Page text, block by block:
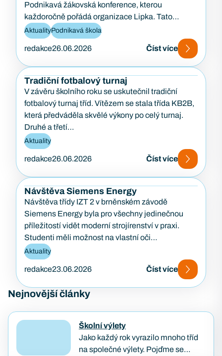
Podnikavá žákovská konference, kterou
každoročně pořádá organizace Lipka. Tato
konference je zaměřena na podporu podnikavosti,
kreativity…
AktualityPodnikavá škola
redakce26.06.2026 Číst více
Tradiční fotbalový turnaj
V závěru školního roku se uskutečnil tradiční
fotbalový turnaj tříd. Vítězem se stala třída KB2B,
která předváděla skvělé výkony po celý turnaj.
Druhé a třetí…
Aktuality
redakce26.06.2026 Číst více
Návštěva Siemens Energy
Návštěva třídy IZT 2 v brněnském závodě
Siemens Energy byla pro všechny jedinečnou
příležitostí vidět moderní strojírenství v praxi.
Studenti měli možnost na vlastní oči…
Aktuality
redakce23.06.2026 Číst více
Nejnovější články
Školní výlety
Jako každý rok vyrazilo mnoho tříd
na společné výlety. Pojďme se